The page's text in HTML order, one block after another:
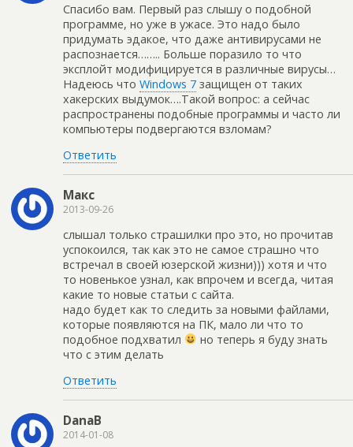
Спасибо вам. Первый раз слышу о подобной
программе, но уже в ужасе. Это надо было
придумать эдакое, что даже антивирусами не
распознается…….. Больше поразило то что
эксплойт модифицируется в различные вирусы…
Надеюсь что Windows 7 защищен от таких
хакерских выдумок….Такой вопрос: а сейчас
распространены подобные программы и часто ли
компьютеры подвергаются взломам?
Ответить
Макс
2013-09-26
слышал только страшилки про это, но прочитав
успокоился, так как это не самое страшно что
встречал в своей юзерской жизни))) хотя и что
то новенькое узнал, как впрочем и всегда, читая
какие то новые статьи с сайта.
надо будет как то следить за новыми файлами,
которые появляются на ПК, мало ли что то
подобное подхватил
но теперь я буду знать
что с этим делать
Ответить
DanaB
2014-01-08